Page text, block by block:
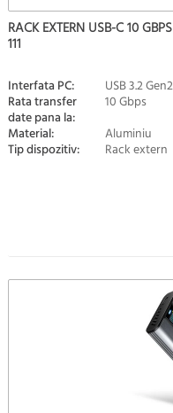
RACK EXTERN USB-C 10
111
Interfata PC: USB 3.2
Rata transfer
date pana la:
10 Gbps
Material:
Aluminiu
Tip dispozitiv: Rack extern